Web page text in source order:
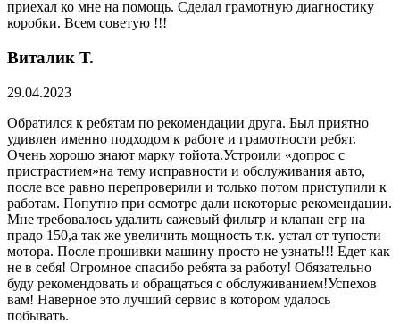
приехал ко мне на помощь. Сделал грамотную диагностику
коробки. Всем советую !!!
Виталик Т.
29.04.2023
Обратился к ребятам по рекомендации друга. Был приятно
удивлен именно подходом к работе и грамотности ребят.
Очень хорошо знают марку тойота.Устроили «допрос с
пристрастием»на тему исправности и обслуживания авто,
после все равно перепроверили и только потом приступили к
работам. Попутно при осмотре дали некоторые рекомендации.
Мне требовалось удалить сажевый фильтр и клапан егр на
прадо 150,а так же увеличить мощность т.к. устал от тупости
мотора. После прошивки машину просто не узнать!!! Едет как
не в себя! Огромное спасибо ребята за работу! Обязательно
буду рекомендовать и обращаться с обслуживанием!Успехов
вам! Наверное это лучший сервис в котором удалось
побывать.